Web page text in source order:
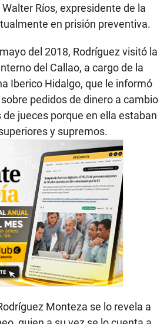
Ríos, expresidente de la
en prisión preventiva.
del 2018, Rodríguez visitó la
del Callao, a cargo de la
Iberico Hidalgo, que le informó
pedidos de dinero a cambio
jueces porque en ella estaban
y supremos.
Monteza se lo revela a